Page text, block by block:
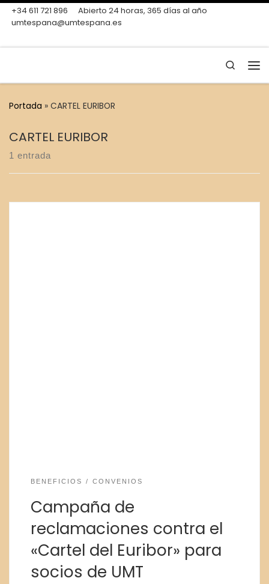
Skip to content
+34 611 721 896
Abierto 24 horas, 365 días al año
umtespana@umtespana.es
Search
Portada » CARTEL EURIBOR
CARTEL EURIBOR
1 entrada
BENEFICIOS CONVENIOS
Campaña de
reclamaciones contra el
«Cartel del Euribor» para
socios de UMT